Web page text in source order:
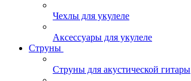
Чехлы для укулеле
Аксессуары для укулеле
Струны
Струны для акустической гитары